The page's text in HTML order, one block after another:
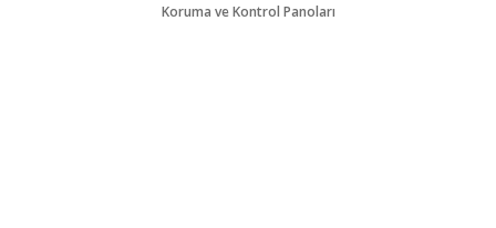
Koruma ve Kontrol Panoları